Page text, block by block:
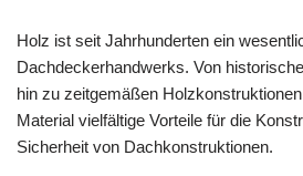
Holz ist seit Jahrhunderten ein
Dachdeckerhandwerks. Von
hin zu zeitgemäßen
Material vielfältige Vorteile für die
Sicherheit von Dachkonstruktionen.